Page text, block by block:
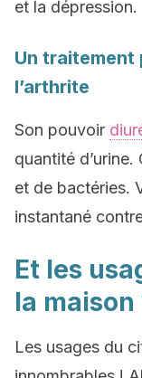
et la dépression.
Un traitement
l’arthrite
Son pouvoir
quantité d’urine.
et de bactéries.
instantané
Et les
la maison
Les usages du